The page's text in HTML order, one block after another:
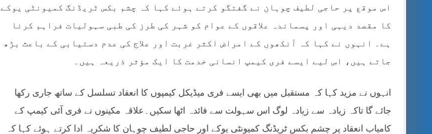
اس موقع پر حاجی لطیف چوہان نے گفتگو کرتے ہوئے کہا کہ چشم بکس ٹریڈنگ کمیونٹی یوکے
کا مقصد دیہی اور پسماندہ علاقوں کے عوام کو شہر کی طرز کی طبی سہولیات فراہم کرنا
ہے۔ انہوں نے کہا کہ آنکھوں کے امراض اکثر غربت اور علاج کی عدم دستیابی کے باعث بڑھ
جاتے ہیں، اس لیے ایسے فری کیمپ انسانی خدمت کا ایک مؤثر ذریعہ ہیں۔
انہوں نے مزید کہا کہ مستقبل میں بھی ایسے فری میڈیکل کیمپوں کا انعقاد تسلسل کے ساتھ جاری رکھا
جائے گا تاکہ زیادہ سے زیادہ لوگ اس سہولت سے فائدہ اٹھا سکیں۔علاقہ مکینوں نے فری آئی کیمپ کے
کامیاب انعقاد پر چشم بکس ٹریڈنگ کمیونٹی یوکے اور حاجی لطیف چوہان کا شکریہ ادا کرتے ہوئے کہا کہ